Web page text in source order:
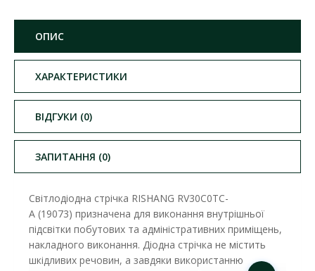
ОПИС
ХАРАКТЕРИСТИКИ
ВІДГУКИ (0)
ЗАПИТАННЯ (0)
Світлодіодна стрічка RISHANG RV30C0TC-
A (19073) призначена для виконання внутрішньої
підсвітки побутових та адміністративних приміщень,
накладного виконання. Діодна стрічка не містить
шкідливих речовин, а завдяки використанню